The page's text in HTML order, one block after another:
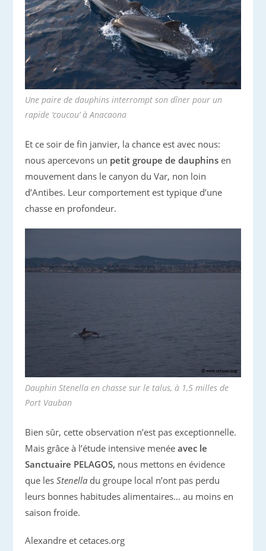
Une paire de dauphins interrompt son dîner pour un
rapide ‘coucou’ àAnacaona
Et ce soir de fin janvier, la chance est avec nous:
nous apercevons un petit groupe de dauphins en
mouvement dans le canyon du Var, non loin
d’Antibes. Leur comportement est typique d’une
chasse en profondeur.
DauphinStenella en chasse sur le talus, à 1,5 milles de
Port Vauban
Bien sûr, cette observation n’est pas exceptionnelle.
Mais grâce à l’étude intensive menéeavec le
Sanctuaire PELAGOS, nous mettons en évidence
que lesStenella du groupe local n’ont pas perdu
leurs bonnes habitudes alimentaires… au moins en
saison froide.
Alexandre et cetaces.org